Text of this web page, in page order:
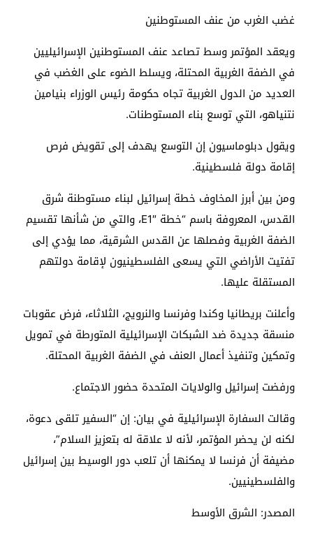
غضب الغرب من عنف المستوطنين
ويعقد المؤتمر وسط تصاعد عنف المستوطنين الإسرائيليين
في الضفة الغربية المحتلة، ويسلط الضوء على الغضب في
العديد من الدول الغربية تجاه حكومة رئيس الوزراء بنيامين
نتنياهو، التي توسع بناء المستوطنات.
ويقول دبلوماسيون إن التوسع يهدف إلى تقويض فرص
إقامة دولة فلسطينية.
ومن بين أبرز المخاوف خطة إسرائيل لبناء مستوطنة شرق
القدس، المعروفة باسم “خطة E1″، والتي من شأنها تقسيم
الضفة الغربية وفصلها عن القدس الشرقية، مما يؤدي إلى
تفتيت الأراضي التي يسعى الفلسطينيون لإقامة دولتهم
المستقلة عليها.
وأعلنت بريطانيا وكندا وفرنسا والنرويج، الثلاثاء، فرض عقوبات
منسقة جديدة ضد الشبكات الإسرائيلية المتورطة في تمويل
وتمكين وتنفيذ أعمال العنف في الضفة الغربية المحتلة.
ورفضت إسرائيل والولايات المتحدة حضور الاجتماع.
وقالت السفارة الإسرائيلية في بيان: إن “السفير تلقى دعوة،
لكنه لن يحضر المؤتمر، لأنه لا علاقة له بتعزيز السلام”،
مضيفة أن فرنسا لا يمكنها أن تلعب دور الوسيط بين إسرائيل
والفلسطينيين.
المصدر: الشرق الأوسط